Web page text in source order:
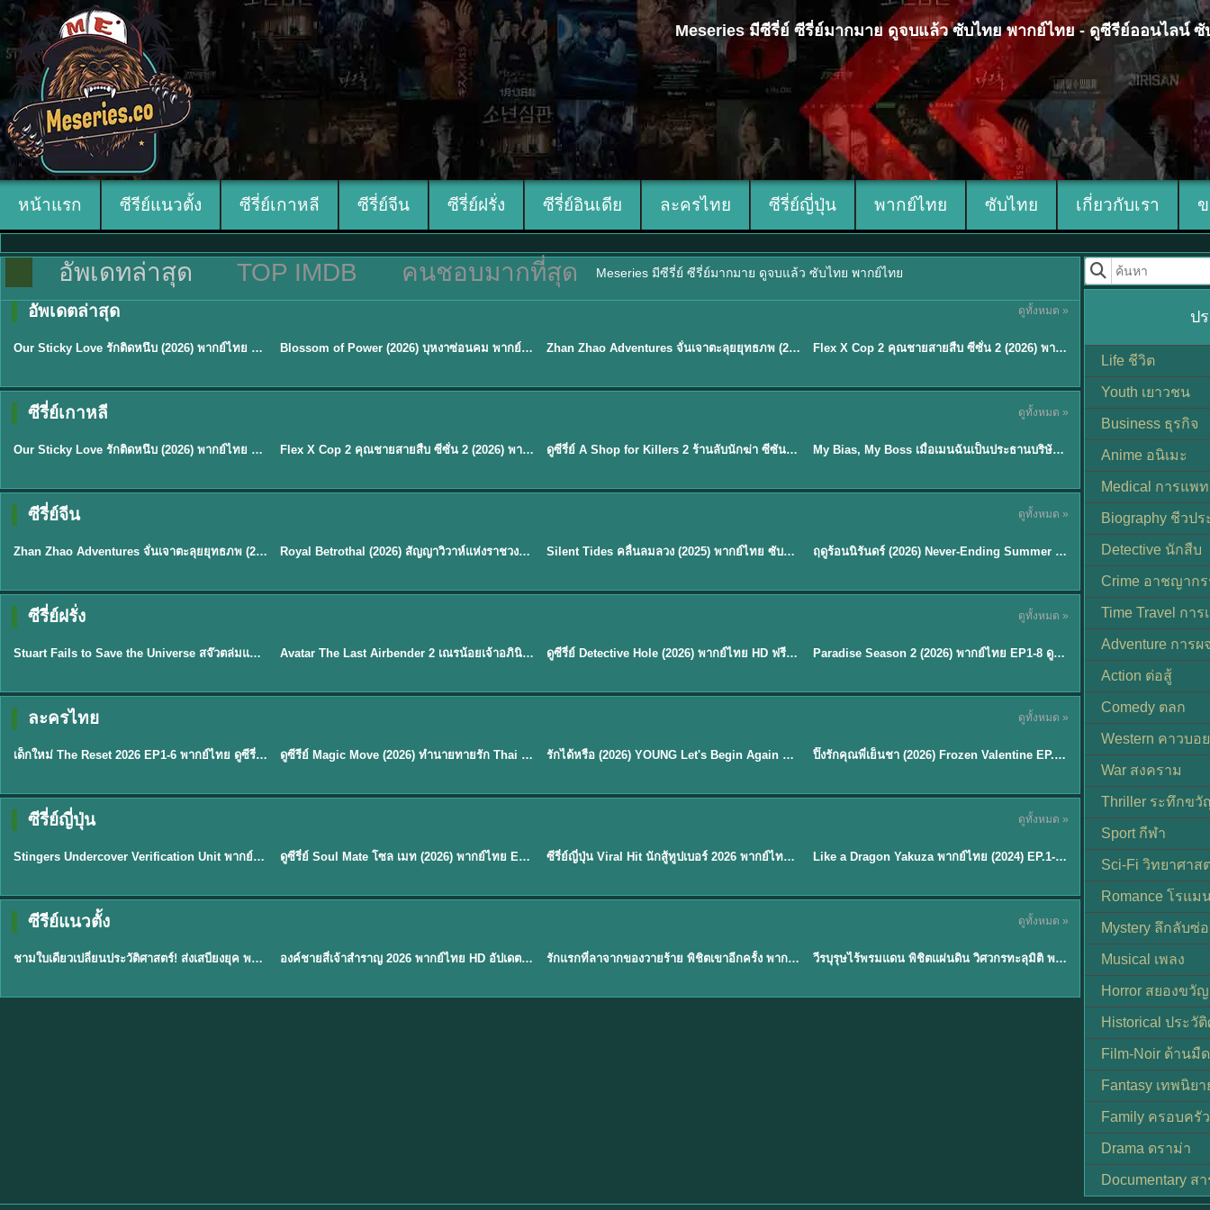
Meseries มีซีรี่ย์ ซีรี่ย์มากมาย ดูจบแล้ว ซับไทย พากย์ไทย - ดูซีรีย์ออนไลน์
หน้าแรก ซีรีย์แนวตั้ง ซีรี่ย์เกาหลี ซีรี่ย์จีน ซีรี่ย์ฝรั่ง ซีรี่ย์อินเดีย ละครไทย ซีรี่ย์ญี่ปุ่น พากย์ไทย ซับไทย เกี่ยวกับเรา
อัพเดทล่าสุด TOP IMDB คนชอบมากที่สุด Meseries มีซีรี่ย์ ซีรี่ย์มากมาย ดูจบแล้ว ซับไทย พากย์ไทย
อัพเดตล่าสุด ดูทั้งหมด »
★6
ซับไทย
Our Sticky Love รักติดหนึบ (2026) พากย์ไทย ซับไทย EP.1-12 Blossom of Power (2026) บุหงาซ่อนคม พากย์ไทย ซับไทย EP1-36 ★5 Zhan Zhao Adventures จั่นเจาตะลุยยุทธภพ (2026) พากย์ไทย ซับไทย EP.1-37 (จบ) ★8 Flex X Cop 2 คุณชายสายสืบ ซีซั่น 2 (2026) พากย์ไทย ซับไทย EP.1-14
ซีรี่ย์เกาหลี ดูทั้งหมด »
★6
ซับไทย
Our Sticky Love รักติดหนึบ (2026) พากย์ไทย ซับไทย EP.1-12 ★8 Flex X Cop 2 คุณชายสายสืบ ซีซั่น 2 (2026) พากย์ไทย ซับไทย EP.1-14 ★8 EP.16ดูซีรี่ย์ A Shop for Killers 2 ร้านลับนักฆ่า ซีซัน 2 (2026) ซับไทย-พากย์ไทย My Bias, My Boss เมื่อเมนฉันเป็นประธานบริษัท (2026) พากย์ไทย ซับไทย EP.1-12
ซีรี่ย์จีน ดูทั้งหมด »
★5
พากย์ไทย
Zhan Zhao Adventures จั่นเจาตะลุยยุทธภพ (2026) พากย์ไทย ซับไทย EP.1-37 (จบ) ★9 Royal Betrothal (2026) สัญญาวิวาห์แห่งราชวงศ์ พากย์ไทย ซับไทย EP1-32 ★9.5 Silent Tides คลื่นลมลวง (2025) พากย์ไทย ซับไทย EP.1-31 ★8.8 ฤดูร้อนนิรันดร์ (2026) Never-Ending Summer พากย์ไทย EP.1-29
ซีรี่ย์ฝรั่ง ดูทั้งหมด »
★9.3
พากย์ไทย
Stuart Fails to Save the Universe สจ๊วตล่มแผนกู้จักรวาล (2026) พากย์ไทย ซับไทย EP.1-10 ★7.8 EP.7Avatar The Last Airbender 2 เณรน้อยเจ้าอภินิหาร พากย์ไทย EP.9ดูซีรี่ย์ Detective Hole (2026) พากย์ไทย HD ฟรี อัปเดตล่าสุด Netflix EP.8Paradise Season 2 (2026) พากย์ไทย EP1-8 ดูซีรี่ย์ฝรั่ง HD ครบทุกตอน
ละครไทย ดูทั้งหมด »
★ 8 EP.6
พากย์ไทย
เด็กใหม่ The Reset 2026 EP1-6 พากย์ไทย ดูซีรี่ย์ Netflix ล่าสุด HD ดูซีรีย์ Magic Move (2026) ทำนายทายรัก Thai EP.1-10 HD รักได้หรือ (2026) YOUNG Let's Begin Again พากย์ไทย EP.1-19 ★8 ปิ๊งรักคุณพี่เย็นชา (2026) Frozen Valentine EP.1-10 (จบ)
ซีรี่ย์ญี่ปุ่น ดูทั้งหมด »
EP.11
พากย์ไทย
Stingers Undercover Verification Unit พากย์ไทย EP1-11 HD ฟรี ★8 EP.8ดูซีรี่ย์ Soul Mate โซล เมท (2026) พากย์ไทย EP.1-8 (จบ) ★7.9 EP.6ซีรี่ย์ญี่ปุ่น Viral Hit นักสู้ทูปเบอร์ 2026 พากย์ไทย EP.1-6 ★7 EP.6Like a Dragon Yakuza พากย์ไทย (2024) EP.1-6 (จบ)
ซีรีย์แนวตั้ง ดูทั้งหมด »
EP.1
พากย์ไทย
ชามใบเดียวเปลี่ยนประวัติศาสตร์! ส่งเสบียงยุค พากย์ไทย EP.1องค์ชายสี่เจ้าสำราญ 2026 พากย์ไทย HD อัปเดตล่าสุด ดูออนไลน์ EP.1รักแรกที่ลาจากของวายร้าย พิชิตเขาอีกครั้ง พากย์ไทย EP.1วีรบุรุษไร้พรมแดน พิชิตแผ่นดิน วิศวกรทะลุมิติ พลิกแผ่นดิน
ป
Life ชีวิต
Youth เยาวชน
Business ธุรกิจ
Anime อนิเมะ
Medical การแพ
Biography ชีวปร
Detective นักสืบ
Crime อาชญาก
Time Travel กา
Adventure การ
Action ต่อสู้
Comedy ตลก
Western คาวบอ
War สงคราม
Thriller ระทึกขวั
Sport กีฬา
Sci-Fi วิทยาศาส
Romance โรแม
Mystery ลึกลับซ่
Musical เพลง
Horror สยองขวัญ
Historical ประวั
Film-Noir ด้านมื
Fantasy เทพนิยา
Family ครอบครัว
Drama ดราม่า
Documentary ส